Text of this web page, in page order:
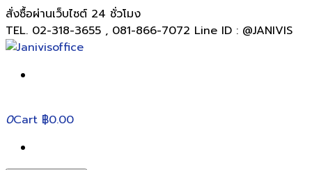
สั่งซื้อผ่านเว็บไซต์ 24 ชั่วโมง
TEL. 02-318-3655 , 081-866-7072 Line ID : @JANIVIS
0Cart ฿0.00